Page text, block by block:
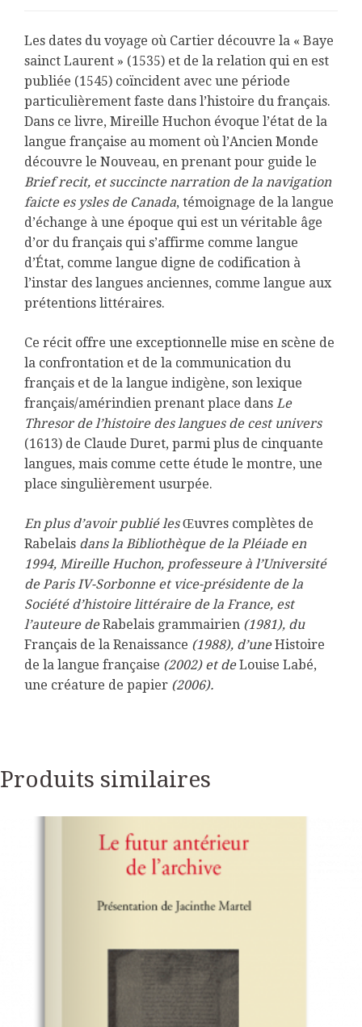
Les dates du voyage où Cartier découvre la « Baye
sainct Laurent » (1535) et de la relation qui en est
publiée (1545) coïncident avec une période
particulièrement faste dans l’histoire du français.
Dans ce livre, Mireille Huchon évoque l’état de la
langue française au moment où l’Ancien Monde
découvre le Nouveau, en prenant pour guide le
Brief recit, et succincte narration de la navigation
faicte es ysles de Canada, témoignage de la langue
d’échange à une époque qui est un véritable âge
d’or du français qui s’affirme comme langue
d’État, comme langue digne de codification à
l’instar des langues anciennes, comme langue aux
prétentions littéraires.
Ce récit offre une exceptionnelle mise en scène de
la confrontation et de la communication du
français et de la langue indigène, son lexique
français/amérindien prenant place dans Le
Thresor de l’histoire des langues de cest univers
(1613) de Claude Duret, parmi plus de cinquante
langues, mais comme cette étude le montre, une
place singulièrement usurpée.
En plus d’avoir publié lesŒuvres complètes de
Rabelais dans la Bibliothèque de la Pléiade en
1994, Mireille Huchon, professeure à l’Université
de Paris IV-Sorbonne et vice-présidente de la
Société d’histoire littéraire de la France, est
l’auteure deRabelais grammairien (1981), du
Français de la Renaissance (1988), d’uneHistoire
de la langue française (2002) et deLouise Labé,
une créature de papier (2006).
Produits similaires